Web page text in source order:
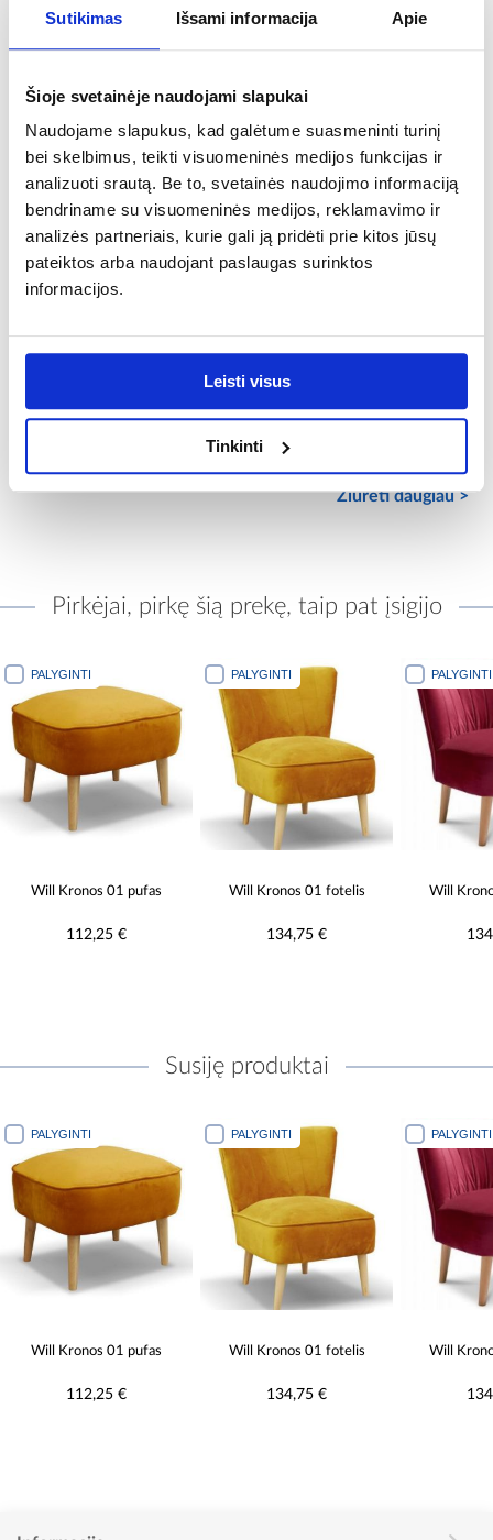
Sutikimas Išsami informacija Apie
Šioje svetainėje naudojami slapukai
Naudojame slapukus, kad galėtume suasmeninti turinį
bei skelbimus, teikti visuomeninės medijos funkcijas ir
analizuoti srautą. Be to, svetainės naudojimo informaciją
bendriname su visuomeninės medijos, reklamavimo ir
analizės partneriais, kurie gali ją pridėti prie kitos jūsų
pateiktos arba naudojant paslaugas surinktos
informacijos.
Leisti visus
Tinkinti
stačiakampė
audinys
Iškarpinė:
be daiktadėžės
Reikalingas surinkimas:
NE
Sėdynės užpildymas:
Sėdimos vietos aukštis [cm]:
Sėdimos vietos gylis [cm]:
Žiūrėti daugiau >
Pirkėjai, pirkę šią prekę, taip pat įsigijo
PALYGINTI
Will Kronos 01 fotelis
134,75 €
PALYGINTI
Will Kronos 02 fotelis
134,75 €
Will
Susiję produktai
Will Kronos 01 fotelis
PALYGINTI
Will Kronos 02 fotelis